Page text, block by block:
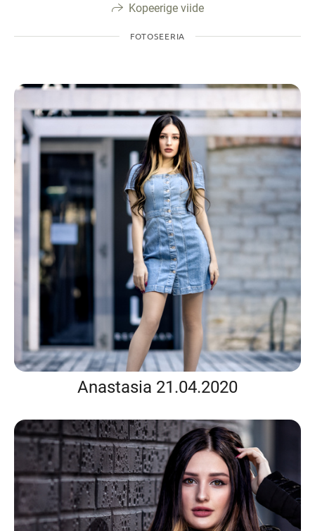
Kopeerige viide
FOTOSEERIA
Anastasia 21.04.2020